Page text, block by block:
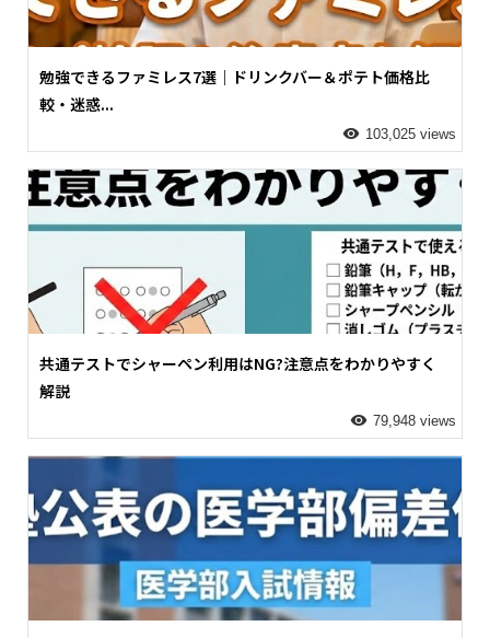
勉強できるファミレス7選｜ドリンクバー＆ポテト価格比
較・迷惑...
103,025 views
共通テストでシャーペン利用はNG?注意点をわかりやすく
解説
79,948 views